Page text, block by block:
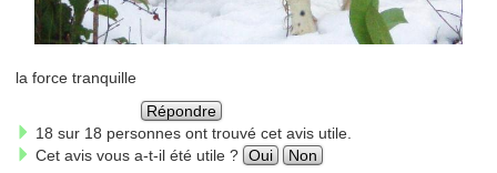
la force tranquille
Répondre
18 sur 18 personnes ont trouvé cet avis utile.
Cet avis vous a-t-il été utile ? Oui Non